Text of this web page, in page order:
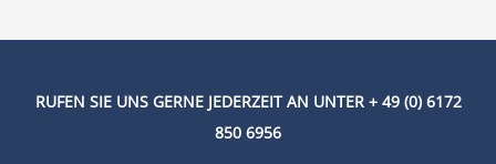
RUFEN SIE UNS GERNE JEDERZEIT AN UNTER + 49 (0) 6172
850 6956